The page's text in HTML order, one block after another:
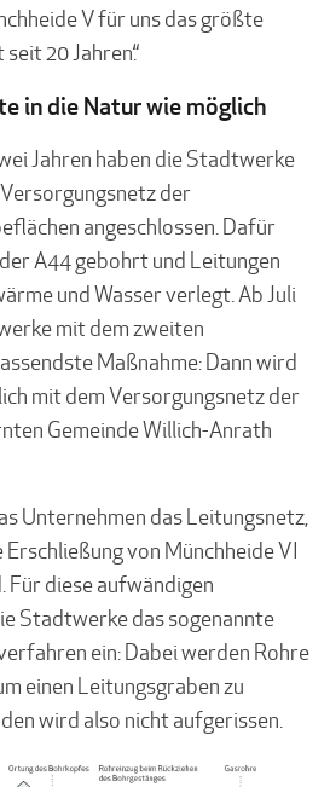
V für uns das größte
20 Jahren.“
in die Natur wie möglich
Jahren haben die Stadtwerke
der
angeschlossen. Dafür
A44 gebohrt und Leitungen
und Wasser verlegt. Ab Juli
mit dem zweiten
Maßnahme: Dann wird
mit dem Versorgungsnetz der
Gemeinde Willich-Anrath
Unternehmen das Leitungsnetz,
von Münchheide VI
diese aufwändigen
Stadtwerke das sogenannte
ein: Dabei werden Rohre
einen Leitungsgraben zu
wird also nicht aufgerissen.